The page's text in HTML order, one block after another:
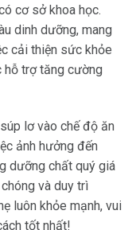
cơ sở khoa học.
dinh dưỡng, mang
cải thiện sức khỏe
hỗ trợ tăng cường
lơ vào chế độ ăn
ảnh hưởng đến
dưỡng chất quý giá
và duy trì
luôn khỏe mạnh, vui
tốt nhất!